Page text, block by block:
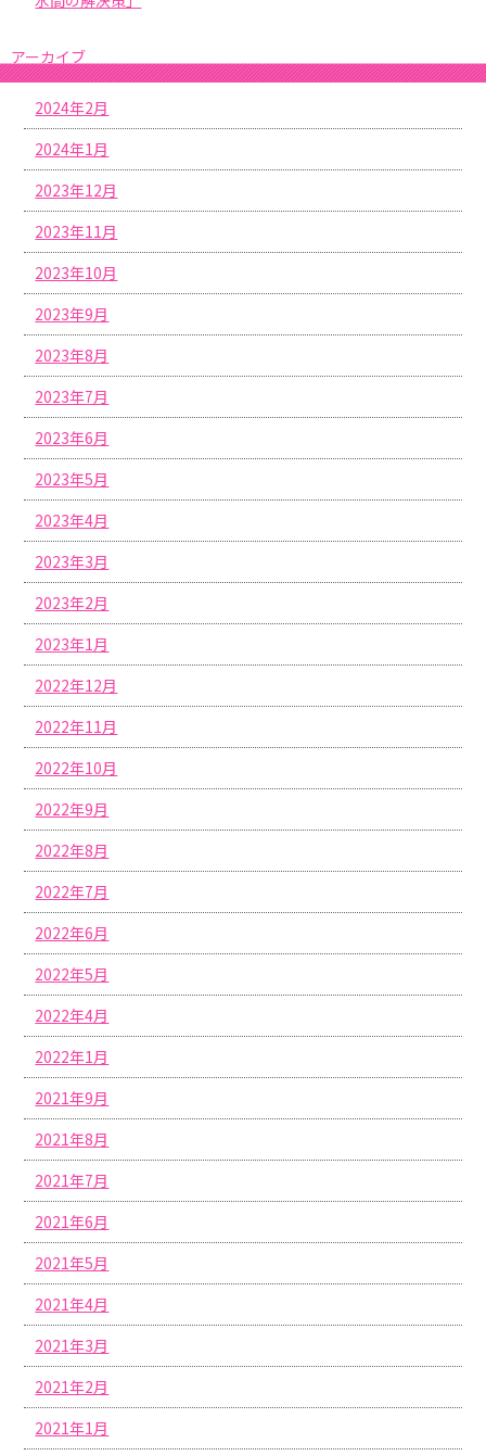
アーカイブ
2024年2月
2024年1月
2023年12月
2023年11月
2023年10月
2023年9月
2023年8月
2023年7月
2023年6月
2023年5月
2023年4月
2023年3月
2023年2月
2023年1月
2022年12月
2022年11月
2022年10月
2022年9月
2022年8月
2022年7月
2022年6月
2022年5月
2022年4月
2022年1月
2021年9月
2021年8月
2021年7月
2021年6月
2021年5月
2021年4月
2021年3月
2021年2月
2021年1月